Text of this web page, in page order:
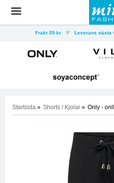
Frakt 39 kr Leverans nästa
Startsida » Shorts / Kjolar » Only -